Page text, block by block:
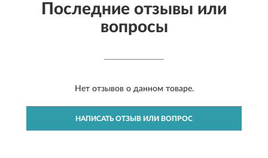
Последние отзывы или
вопросы
Нет отзывов о данном товаре.
НАПИСАТЬ ОТЗЫВ ИЛИ ВОПРОС